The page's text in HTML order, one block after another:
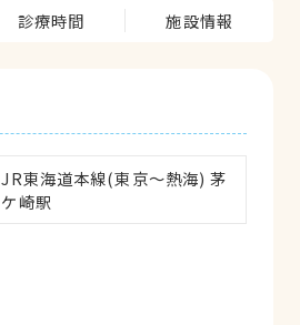
診療時間 施設情報
JR東海道本線(東京～熱海) 茅
ケ崎駅